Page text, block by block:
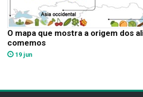
O mapa que mostra a origem dos
comemos
19 jun